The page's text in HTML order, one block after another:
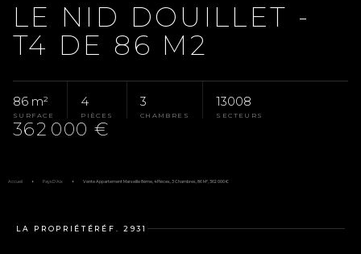
LE NID DOUILLET -
T4 DE 86 M2
86 m²
SURFACE
4
PIÈCES
3
CHAMBRES
13008
SECTEURS
362 000 €
Accueil Pays D'Aix Vente Appartement Marseille 8ème, 4 Pièces, 3 Chambres, 86 M², 362 000 €
LA PROPRIÉTÉ RÉF. 2931